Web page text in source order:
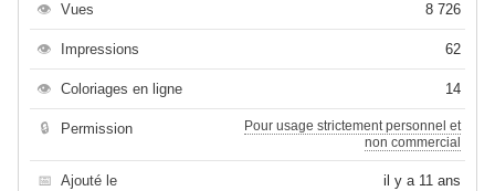
👁 Vues 8 726
👁 Impressions 62
👁 Coloriages en ligne 14
🔒 Permission
Pour usage strictement personnel et
non commercial
📅 Ajouté le il y a 11 ans